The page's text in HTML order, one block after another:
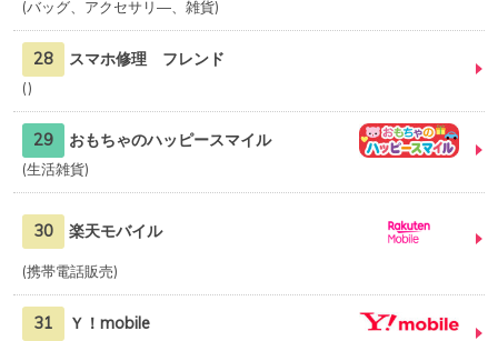
バッグ、アクセサリ―、雑貨
28 スマホ修理 フレンド
29 おもちゃのハッピースマイル
生活雑貨
30 楽天モバイル
携帯電話販売
31 Ｙ！mobile